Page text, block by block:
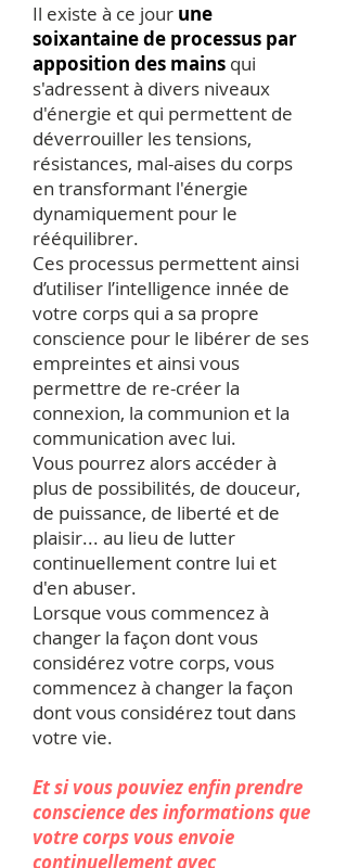
Il existe à ce jour une
soixantaine de processus par
apposition des mains qui
s'adressent à divers niveaux
d'énergie et qui permettent de
déverrouiller les tensions,
résistances, mal-aises du corps
en transformant l'énergie
dynamiquement pour le
rééquilibrer.
Ces processus permettent ainsi
d’utiliser l’intelligence innée de
votre corps qui a sa propre
conscience pour le libérer de ses
empreintes et ainsi vous
permettre de re-créer la
connexion, la communion et la
communication avec lui.
Vous pourrez alors accéder à
plus de possibilités, de douceur,
de puissance, de liberté et de
plaisir... au lieu de lutter
continuellement contre lui et
d'en abuser.
Lorsque vous commencez à
changer la façon dont vous
considérez votre corps, vous
commencez à changer la façon
dont vous considérez tout dans
votre vie.
Et si vous pouviez enfin prendre
conscience des informations que
votre corps vous envoie
continuellement avec